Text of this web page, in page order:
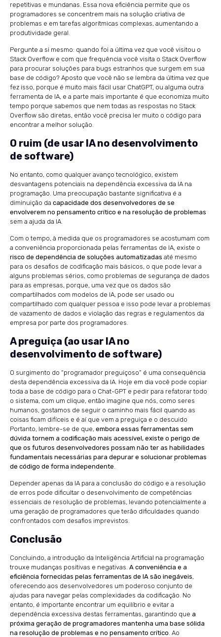
repetitivas e mundanas. Essa nova eficiência permite que os
programadores se concentrem mais na solução criativa de
problemas e em tarefas algorítmicas complexas, aumentando a
produtividade geral.
Pergunte a si mesmo: quando foi a última vez que você visitou o
Stack Overflow e com que frequência você visita o Stack Overflow
para procurar soluções para bugs estranhos que surgem em sua
base de código? Aposto que você não se lembra da última vez que
fez isso, porque é muito mais fácil usar ChatGPT, ou alguma outra
ferramenta de IA, e a parte mais importante é que economiza muito
tempo porque sabemos que nem todas as respostas no Stack
Overflow são diretas, então você precisa ler muito o código para
encontrar a melhor solução.
O ruim (de usar IA no desenvolvimento
de software)
No entanto, como qualquer avanço tecnológico, existem
desvantagens potenciais na dependência excessiva da IA ​​na
programação. Uma preocupação bastante significativa é a
diminuição da capacidade dos desenvolvedores de se
envolverem no pensamento crítico e na resolução de problemas
sem a ajuda da IA.
Com o tempo, à medida que os programadores se acostumam com
a conveniência proporcionada pelas ferramentas de IA, existe o
risco de dependência de soluções automatizadas até mesmo
para os desafios de codificação mais básicos, o que pode levar a
alguns problemas sérios, como problemas de segurança de dados
para as empresas, porque, uma vez que os dados são
compartilhados com modelos de IA, pode ser usado ou
compartilhado com qualquer pessoa e isso pode levar a problemas
de vazamento de dados e violação das regras e regulamentos da
empresa por parte dos programadores.
A preguiça (ao usar IA no
desenvolvimento de software)
O surgimento do “programador preguiçoso” é uma consequência
desta dependência excessiva da IA. Hoje em dia você pode copiar
toda a base de código para o Chat-GPT e pedir para refatorar todo
o sistema, com um clique, então imagine que nós, como seres
humanos, gostamos de seguir o caminho mais fácil quando as
coisas ficam difíceis e é aí que vem a preguiça e o descuido
Portanto, lembre-se de que, embora essas ferramentas sem
dúvida tornem a codificação mais acessível, existe o perigo de
que os futuros desenvolvedores possam não ter as habilidades
fundamentais necessárias para depurar e solucionar problemas
de código de forma independente.
Depender apenas da IA ​​para a conclusão do código e a resolução
de erros pode dificultar o desenvolvimento de competências
essenciais de resolução de problemas, levando potencialmente a
uma geração de programadores que terão dificuldades quando
confrontados com desafios imprevistos.
Conclusão
Concluindo, a introdução da Inteligência Artificial na programação
trouxe mudanças positivas e negativas. A conveniência e a
eficiência fornecidas pelas ferramentas de IA são inegáveis,
oferecendo aos desenvolvedores um poderoso conjunto de
ajudas para navegar pelas complexidades da codificação. No
entanto, é importante encontrar um equilíbrio e evitar a
dependência excessiva destas ferramentas, garantindo que a
próxima geração de programadores mantenha uma base sólida
na resolução de problemas e no pensamento crítico. Ao